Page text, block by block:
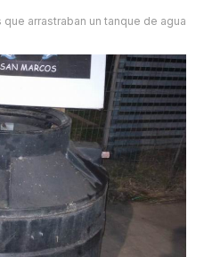
arrastraban un tanque de agua